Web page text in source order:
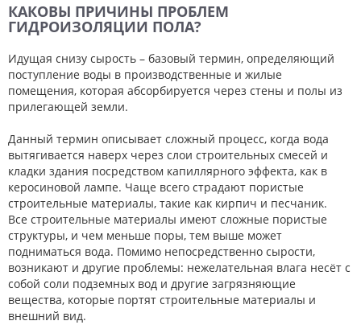
КАКОВЫ ПРИЧИНЫ ПРОБЛЕМ
ГИДРОИЗОЛЯЦИИ ПОЛА?
Идущая снизу сырость – базовый термин, определяющий
поступление воды в производственные и жилые
помещения, которая абсорбируется через стены и полы из
прилегающей земли.
Данный термин описывает сложный процесс, когда вода
вытягивается наверх через слои строительных смесей и
кладки здания посредством капиллярного эффекта, как в
керосиновой лампе. Чаще всего страдают пористые
строительные материалы, такие как кирпич и песчаник.
Все строительные материалы имеют сложные пористые
структуры, и чем меньше поры, тем выше может
подниматься вода. Помимо непосредственно сырости,
возникают и другие проблемы: нежелательная влага несёт с
собой соли подземных вод и другие загрязняющие
вещества, которые портят строительные материалы и
внешний вид.